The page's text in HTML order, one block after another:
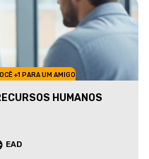
+1 PARA UM AMIGO
HUMANOS
EAD